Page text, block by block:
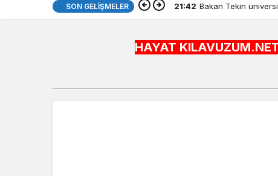
SON GELIŞMELER 21:42 Bakan Tekin
HAYAT KILAVUZUM.NET